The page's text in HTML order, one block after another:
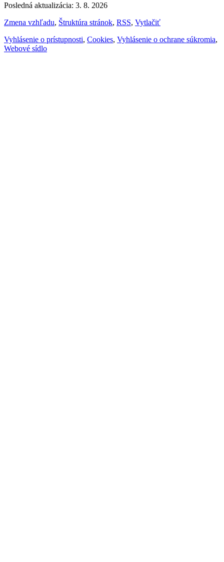
Posledná aktualizácia: 3. 8. 2026
Zmena vzhľadu, Štruktúra stránok, RSS, Vytlačiť
Vyhlásenie o prístupnosti, Cookies, Vyhlásenie o ochrane súkromia,
Webové sídlo